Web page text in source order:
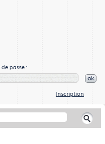
passe :
ok
Inscription